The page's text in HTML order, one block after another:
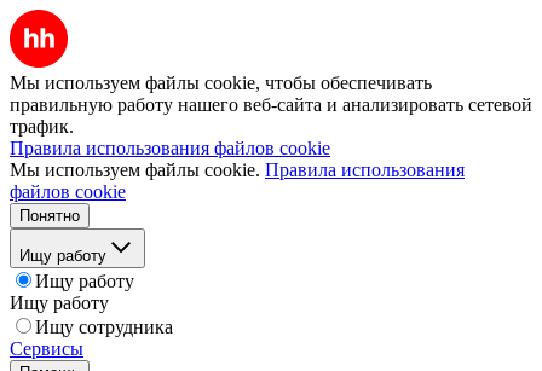
Мы используем файлы cookie, чтобы обеспечивать
правильную работу нашего веб-сайта и анализировать сетевой
трафик.
Правила использования файлов cookie
Мы используем файлы cookie. Правила использования
файлов cookie
Понятно
Ищу работу
Ищу работу
Ищу работу
Ищу сотрудника
Сервисы